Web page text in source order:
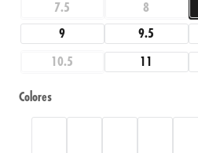
7.5 8
9 9.5
10.5 11
Colores